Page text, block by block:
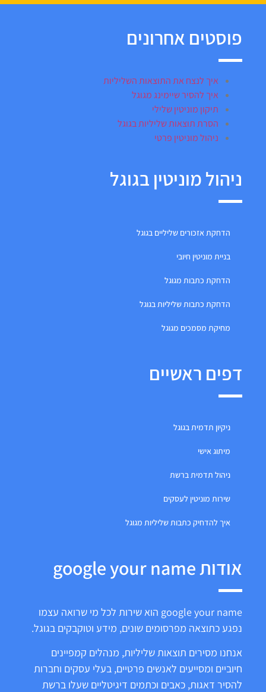
פוסטים אחרונים
איך לנצח את התוצאות השליליות
איך להסיר שיימינג מגוגל
תיקון מוניטין שלילי
הסרת תוצאות שליליות בגוגל
ניהול מוניטין פרטי
ניהול מוניטין בגוגל
הדחקת אזכורים שליליים בגוגל
בניית מוניטין חיובי
הדחקת כתבות מגוגל
הדחקת כתבות שליליות בגוגל
מחיקת מסמכים מגוגל
דפים ראשיים
ניקיון תדמית בגוגל
מיתוג אישי
ניהול תדמית ברשת
שירות מוניטין לעסקים
איך להדחיק כתבות שליליות מגוגל
אודות google your name
google your name הוא שירות לכל מי שרואה עצמו
נפגע כתוצאה מפרסומים שונים, מידע וטוקבקים בגוגל.
אנחנו מסירים תוצאות שליליות, מנהלים קמפיינים
חיוביים ומסייעים לאנשים פרטיים, בעלי עסקים וחברות
להסיר דאגות, כאבים וכתמים דיגיטליים שעלו ברשת